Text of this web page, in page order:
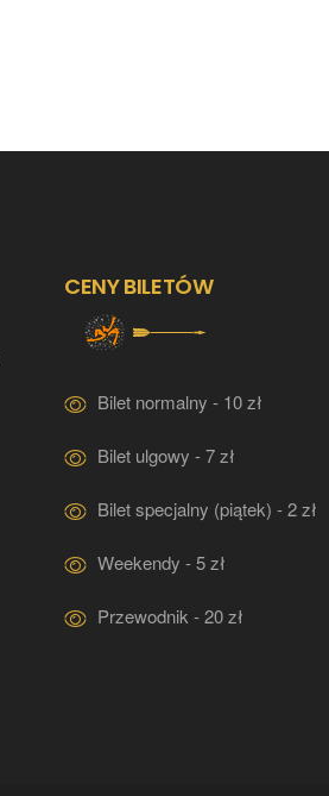
CENY BILETÓW
Bilet normalny - 10 zł
Bilet ulgowy - 7 zł
Bilet specjalny (piątek) - 2 zł
Weekendy - 5 zł
Przewodnik - 20 zł